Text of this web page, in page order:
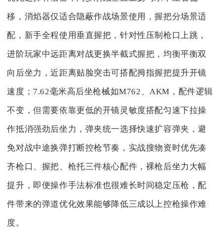
移，消焰器仅适合隐蔽作战场景使用，握把分场景适
配，新手全程使用垂直握把，针对性压制枪口上跳，
进阶玩家中远距离对战更换半截式握把，均衡平衡双
向后坐力，近距离贴脸突击可搭配拇指握把提升开镜
速度；7.62毫米高后坐枪械如M762、AKM，配件逻辑
不变，但需要依靠更低的开镜灵敏度搭配匀速下拉操
作抵消强劲后坐力，弹夹统一选择快速扩容弹夹，避
免对战中途换弹打断控枪节奏，实战搜物资时优先凑
齐枪口、握把、枪托三件核心配件，裸枪后坐力大幅
提升，即便操作手法标准也很难长时间稳定压枪，配
件带来的弹道优化效果能够降低三成以上控枪操作难
度。